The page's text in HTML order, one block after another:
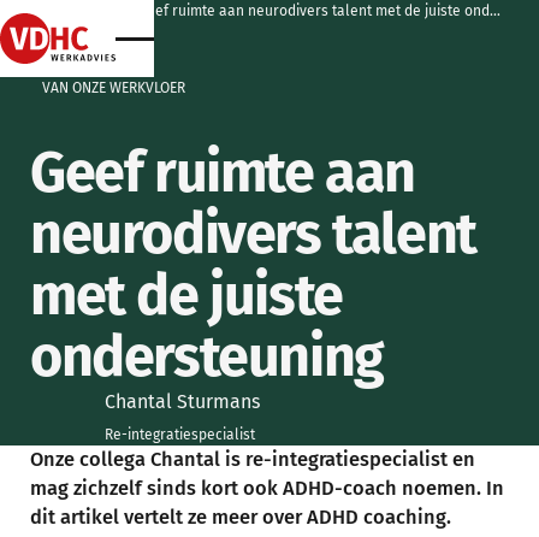
home
home home
geef ruimte aan neurodivers talent met de juiste ondersteuning
VAN ONZE WERKVLOER
Geef ruimte aan
neurodivers talent
met de juiste
ondersteuning
Chantal Sturmans
Re-integratiespecialist
Onze collega Chantal is re-integratiespecialist en
mag zichzelf sinds kort ook ADHD-coach noemen. In
dit artikel vertelt ze meer over ADHD coaching.